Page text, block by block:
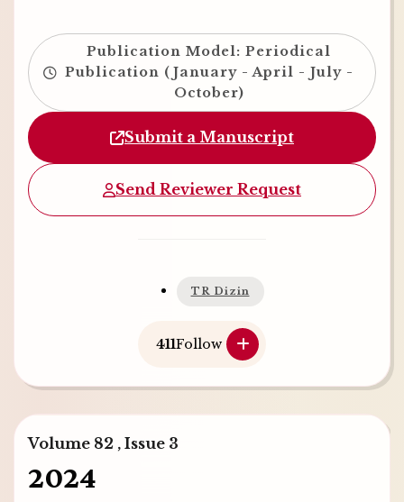
Publication Model: Periodical
Publication (January - April - July -
October)
Submit a Manuscript
Send Reviewer Request
TR Dizin
411Follow
Volume 82 , Issue 3
2024